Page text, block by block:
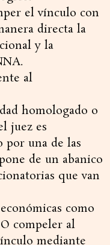
el vínculo con
directa la
y la
al
homologado o
juez es
por una de las
de un abanico
que van
como
compeler al
mediante